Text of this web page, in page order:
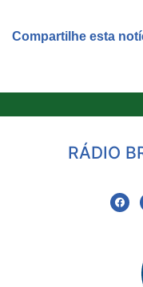
Compartilhe esta
RÁDIO